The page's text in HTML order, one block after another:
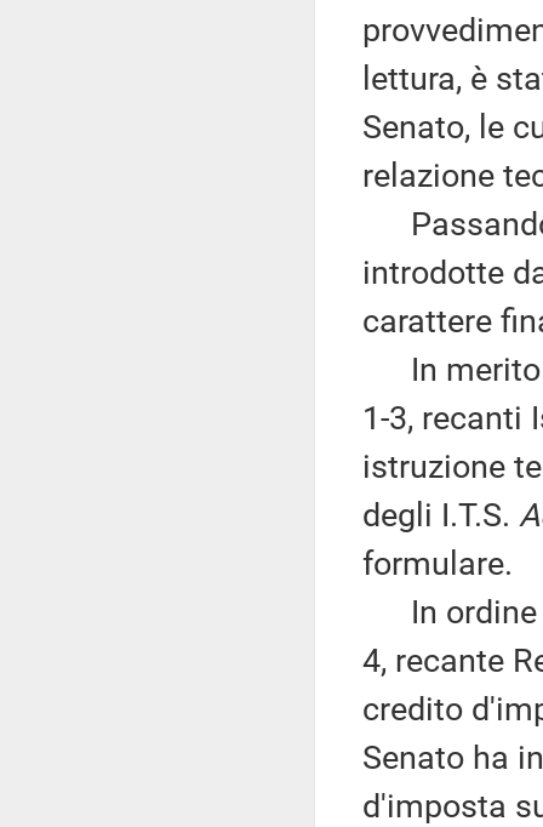
lettura, è
Senato, le
relazione
introdotte
carattere
In merito
1-3, recanti
istruzione
degli I.T.S.
formulare.
In ordine
4, recante
credito
Senato ha
d'imposta